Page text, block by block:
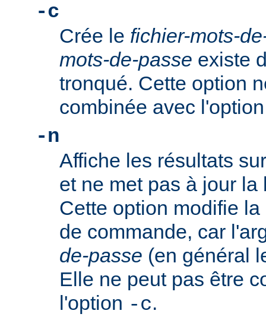
-c
Crée le fichier-mots-
mots-de-passe existe
tronqué. Cette option
combinée avec
-n
Affiche les résultats
et ne met pas à jour
Cette option modifie
de commande, car
de-passe (en général
Elle ne peut pas être
l'option -c.